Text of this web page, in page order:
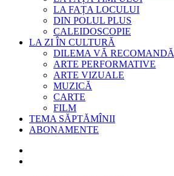
LA FAȚA LOCULUI
DIN POLUL PLUS
CALEIDOSCOPIE
LA ZI ÎN CULTURĂ
DILEMA VĂ RECOMANDĂ
ARTE PERFORMATIVE
ARTE VIZUALE
MUZICĂ
CARTE
FILM
TEMA SĂPTĂMÎNII
ABONAMENTE